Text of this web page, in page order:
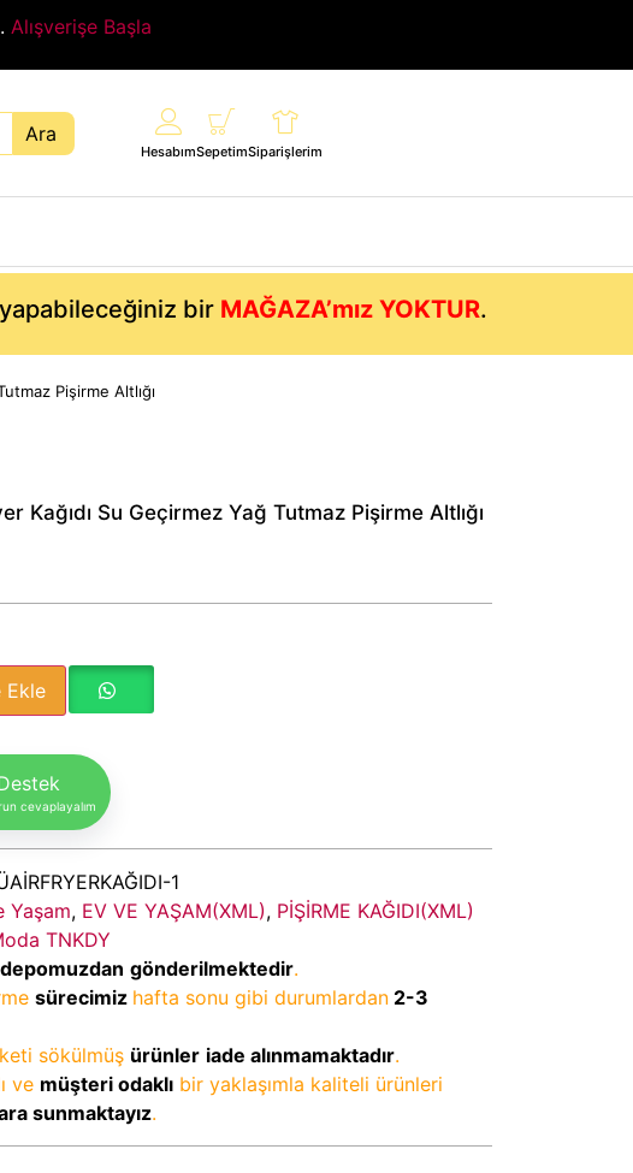
Alışverişe Başla
Ara
HesabımSepetimSiparişlerim
bir MAĞAZA’mız YOKTUR.
Pişirme Altlığı
Kağıdı Su Geçirmez Yağ Tutmaz Pişirme Altlığı
Ekle
cevaplayalım
1
Yaşam, EV VE YAŞAM(XML), PİŞİRME KAĞIDI(XML)
TNKDY
depomuzdan gönderilmektedir.
sürecimiz hafta sonu gibi durumlardan 2-3
sökülmüş ürünler iade alınmamaktadır.
ve müşteri odaklı bir yaklaşımla kaliteli ürünleri
sunmaktayız.